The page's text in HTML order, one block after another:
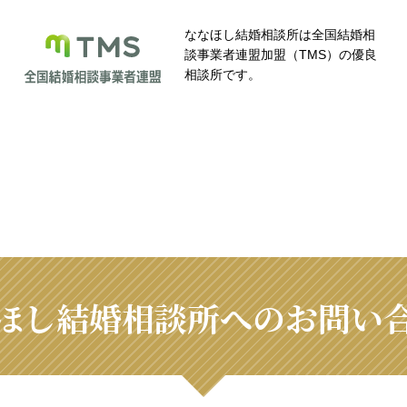
ななほし結婚相談所は全国結婚相
談事業者連盟加盟（TMS）の優良
相談所です。
し結婚相談所へのお問い